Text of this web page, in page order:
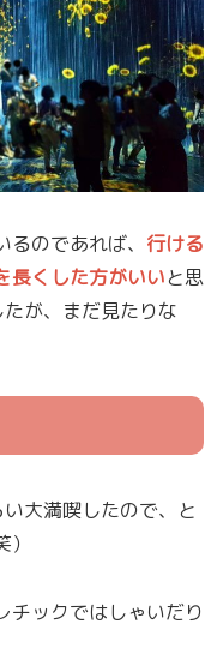
のであれば、 行ける
長くした方がいいと思
が、まだ見たりな
大満喫したので、と
）
チックではしゃいだり